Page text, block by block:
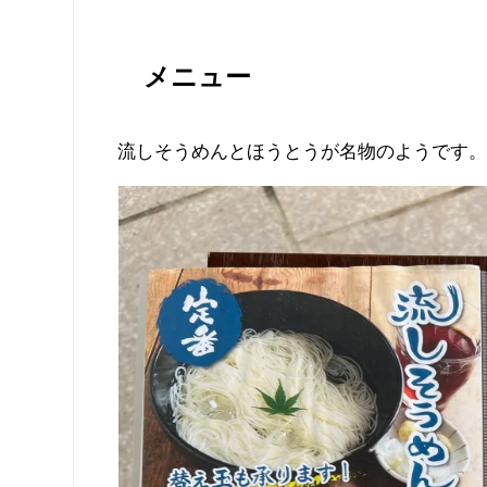
メニュー
流しそうめんとほうとうが名物のようです。